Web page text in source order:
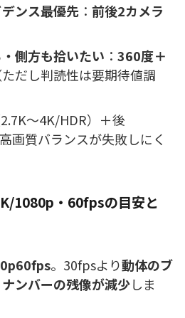
ンス最優先 ： 前後2カメラ
側方も拾いたい ： 360度＋
だし判読性は要期待値調
〜4K/HDR）＋後
画質バランスが失敗しにく
1080p・60fpsの目安と
。30fpsより動体のブ
ンバーの残像が減少しま